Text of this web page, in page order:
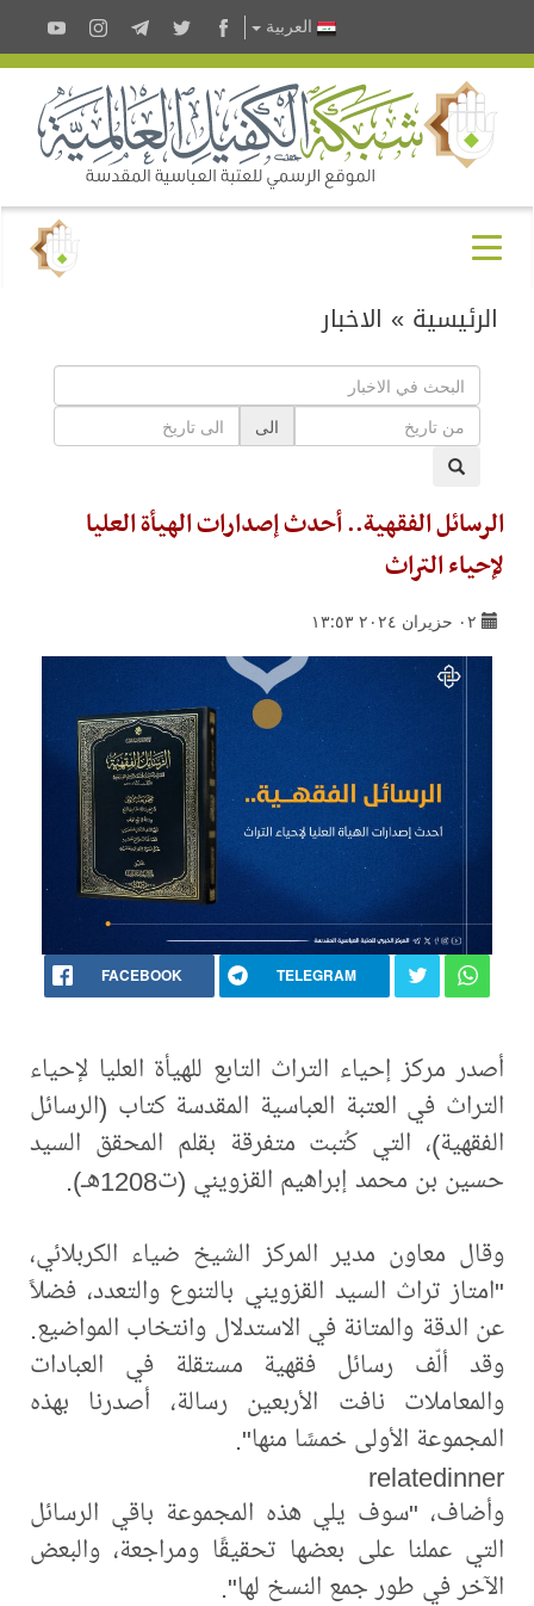
العربية
الرئيسية » الاخبار
الى
الرسائل الفقهية.. أحدث إصدارات الهيأة العليا
لإحياء التراث
٠٢ حزيران ٢٠٢٤ ١٣:٥٣
FACEBOOK TELEGRAM
أصدر مركز إحياء التراث التابع للهيأة العليا لإحياء
التراث في العتبة العباسية المقدسة كتاب (الرسائل
الفقهية)، التي كُتبت متفرقة بقلم المحقق السيد
حسين بن محمد إبراهيم القزويني (ت1208هـ).
وقال معاون مدير المركز الشيخ ضياء الكربلائي،
"امتاز تراث السيد القزويني بالتنوع والتعدد، فضلاً
عن الدقة والمتانة في الاستدلال وانتخاب المواضيع.
وقد ألّف رسائل فقهية مستقلة في العبادات
والمعاملات نافت الأربعين رسالة، أصدرنا بهذه
المجموعة الأولى خمسًا منها".
relatedinner
وأضاف، "سوف يلي هذه المجموعة باقي الرسائل
التي عملنا على بعضها تحقيقًا ومراجعة، والبعض
الآخر في طور جمع النسخ لها".